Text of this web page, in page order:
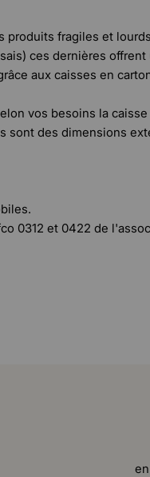
produits fragiles et
ces dernières
aux caisses en
vos besoins la
sont des dimensions
0312 et 0422 de